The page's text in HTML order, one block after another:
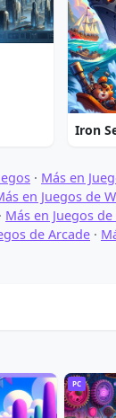
Iron
· Más en
en Juegos de
· Más en Juegos
de Arcade ·
PC